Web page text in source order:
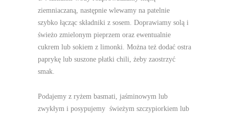
ziemniaczaną, następnie wlewamy na patelnie
szybko łącząc składniki z sosem. Doprawiamy solą i
świeżo zmielonym pieprzem oraz ewentualnie
cukrem lub sokiem z limonki. Można też dodać ostra
paprykę lub suszone płatki chili, żeby zaostrzyć
smak.
Podajemy z ryżem basmati, jaśminowym lub
zwykłym i posypujemy świeżym szczypiorkiem lub